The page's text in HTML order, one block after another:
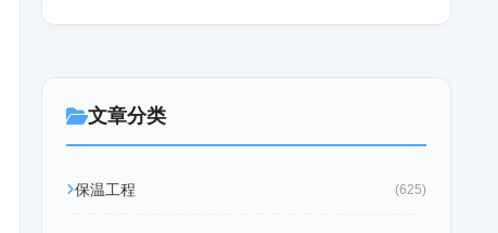
文章分类
保温工程 (625)